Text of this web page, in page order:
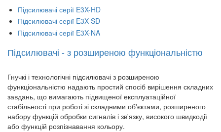
Підсилювачі серії E3X-HD
Підсилювачі серії E3X-SD
Підсилювачі серії E3X-NA
Підсилювачі - з розширеною функціональністю
Гнучкі і технологічні підсилювачі з розширеною
функціональністю надають простий спосіб вирішення складних
завдань, що вимагають підвищеної експлуатаційної
стабільності при роботі зі складними об'єктами, розширеного
набору функцій обробки сигналів і зв'язку, високого швидкодії
або функцій розпізнавання кольору.